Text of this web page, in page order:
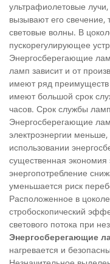
ультрафиолетовые
вызывают его свечение,
световые волны. В
пускорегулирующее
Энергосберегающие
ламп зависит и от
имеют ряд
имеют большой срок
часов. Срок службы
Энергосберегающие
электроэнергии
использовании
существенная
энергопотребление
уменьшается риск
Расположенное в
стробоскопический
светового потока при
Энергосберегающие
нагревается и